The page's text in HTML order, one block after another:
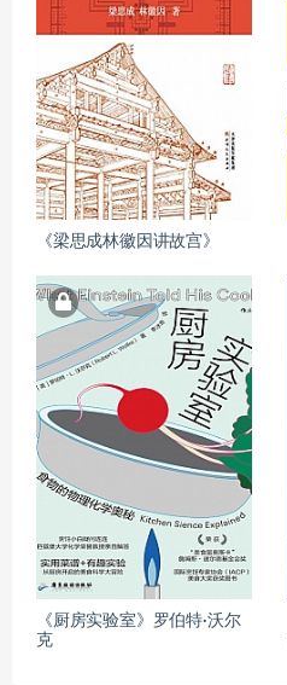
《梁思成林徽因讲故宫》
《厨房实验室》罗伯特·沃尔
克